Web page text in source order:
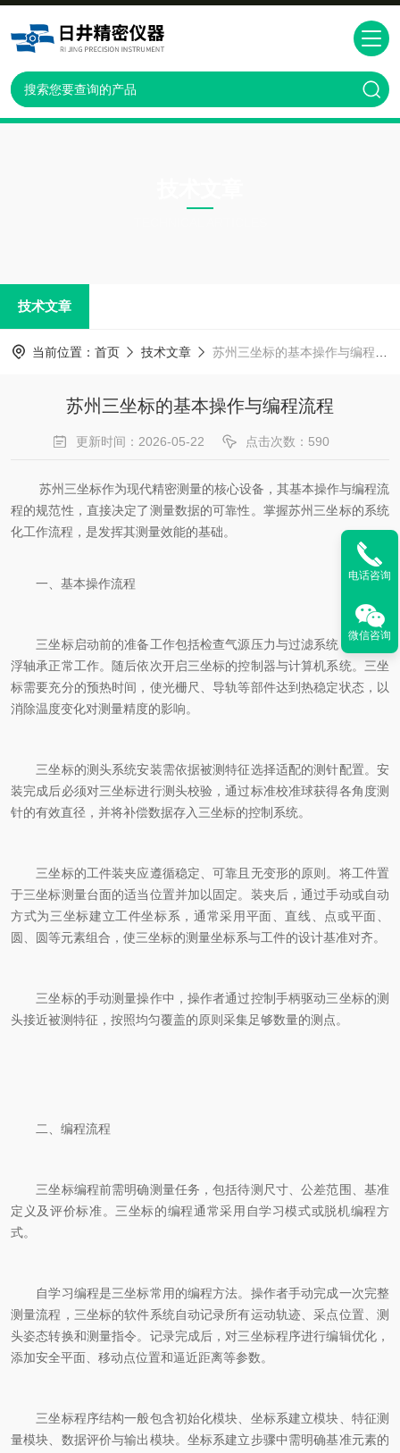
技术文章
当前位置： 首页 技术文章 苏州三坐标的基本操作与编程流程
苏州三坐标的基本操作与编程流程
更新时间：2026-05-22 点击次数：590
苏州三坐标作为现代精密测量的核心设备，其基本操作与编程流
程的规范性，直接决定了测量数据的可靠性。掌握苏州三坐标的系统
化工作流程，是发挥其测量效能的基础。
一、基本操作流程
三坐标启动前的准备工作包括检查气源压力与过滤系统，确保气
浮轴承正常工作。随后依次开启三坐标的控制器与计算机系统。三坐
标需要充分的预热时间，使光栅尺、导轨等部件达到热稳定状态，以
消除温度变化对测量精度的影响。
三坐标的测头系统安装需依据被测特征选择适配的测针配置。安
装完成后必须对三坐标进行测头校验，通过标准校准球获得各角度测
针的有效直径，并将补偿数据存入三坐标的控制系统。
三坐标的工件装夹应遵循稳定、可靠且无变形的原则。将工件置
于三坐标测量台面的适当位置并加以固定。装夹后，通过手动或自动
方式为三坐标建立工件坐标系，通常采用平面、直线、点或平面、
圆、圆等元素组合，使三坐标的测量坐标系与工件的设计基准对齐。
三坐标的手动测量操作中，操作者通过控制手柄驱动三坐标的测
头接近被测特征，按照均匀覆盖的原则采集足够数量的测点。
二、编程流程
三坐标编程前需明确测量任务，包括待测尺寸、公差范围、基准
定义及评价标准。三坐标的编程通常采用自学习模式或脱机编程方
式。
自学习编程是三坐标常用的编程方法。操作者手动完成一次完整
测量流程，三坐标的软件系统自动记录所有运动轨迹、采点位置、测
头姿态转换和测量指令。记录完成后，对三坐标程序进行编辑优化，
添加安全平面、移动点位置和逼近距离等参数。
三坐标程序结构一般包含初始化模块、坐标系建立模块、特征测
量模块、数据评价与输出模块。坐标系建立步骤中需明确基准元素的
电话咨询
微信咨询